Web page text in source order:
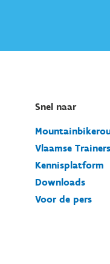
Snel naar
Vlaamse
Kennisplatform
Downloads
Voor de pers